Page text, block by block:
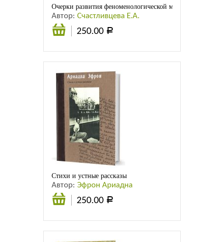
Очерки развития феноменологической мысли в России
Автор:Счастливцева Е.А.
250.00 Р
Стихи и устные рассказы
Автор:Эфрон Ариадна
250.00 Р